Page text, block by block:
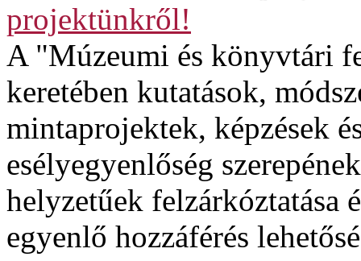
projektünkről!
A "Múzeumi és könyvtári
keretében kutatások,
mintaprojektek, képzések
esélyegyenlőség
helyzetűek felzárkóztatása
egyenlő hozzáférés